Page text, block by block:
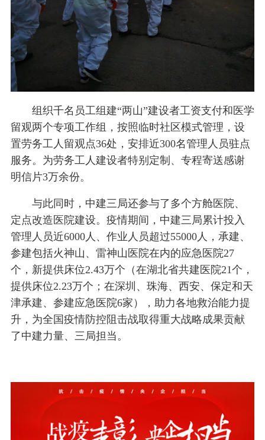
组织千名员工组建“两山”建设者工资支付和医学
留观两个专项工作组，按照临时社区模式管理，设
置劳务工人留观点36处，安排近300名管理人员驻点
服务。为劳务工人建设者特别定制、专程寄送感谢
明信片3万余份。
与此同时，中建三局还参与了多个方舱医院、
定点改造医院建设。疫情期间，中建三局累计投入
管理人员近6000人、作业人员超过55000人，承建、
参建包括火神山、雷神山医院在内的应急医院27
个，新提供床位2.43万个（在湖北省共建医院21个，
提供床位2.23万个；在深圳、珠海、西安、保定和天
津承建、参建应急医院6家），助力各地救治能力提
升，为全国疫情防控阻击战取得重大战略成果贡献
了中建力量、三局担当。